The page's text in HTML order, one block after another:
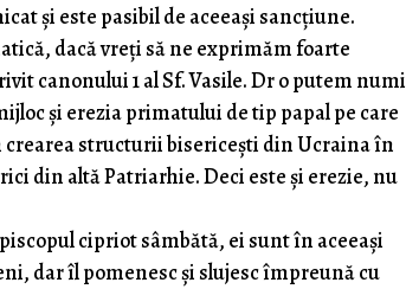
și este pasibil de aceeași sancțiune.
dacă vreți să ne exprimăm foarte
canonului 1 al Sf. Vasile. Dr o putem numi
și erezia primatului de tip papal pe care
structurii bisericești din Ucraina în
din altă Patriarhie. Deci este și erezie, nu
cipriot sâmbătă, ei sunt în aceeași
dar îl pomenesc și slujesc împreună cu